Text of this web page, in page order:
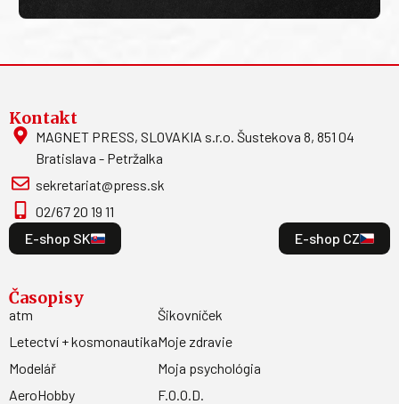
Kontakt
MAGNET PRESS, SLOVAKIA s.r.o. Šustekova 8, 851 04
Bratislava - Petržalka
sekretariat@press.sk
02/67 20 19 11
E-shop SK
E-shop CZ
Časopisy
atm
Letectví + kosmonautika
Modelář
AeroHobby
Šikovníček
Moje zdravie
Moja psychológia
F.O.O.D.